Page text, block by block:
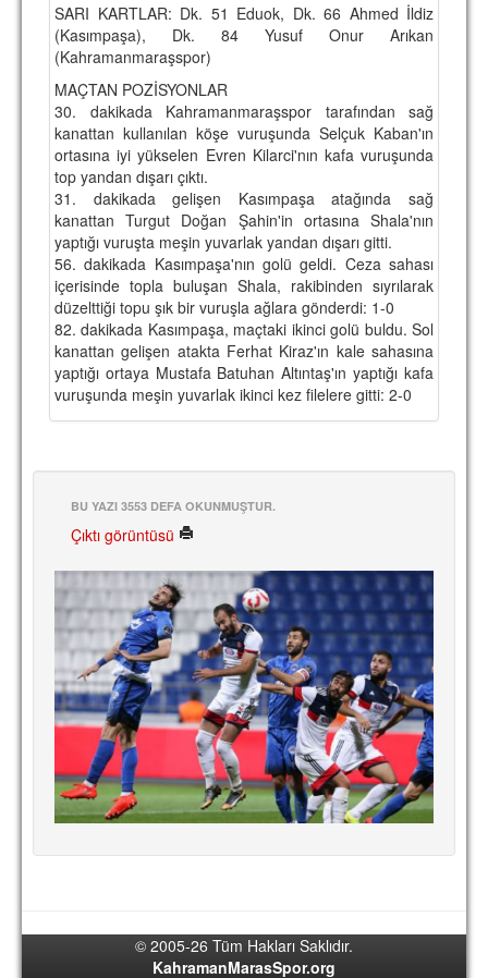
TARİHİ BAŞARILAR
BASINDAN
KUPA MAÇLARI
ESKi BAŞKANLAR
ESKİ HOCALAR
HAKKIMIZDA
MİSYON
HAKKIMIZDA
İRTİBAT
SİTE İSTATİSTİKLERİ
SARI KARTLAR: Dk. 51 Eduok, Dk. 66 Ahmed İldiz
(Kasımpaşa), Dk. 84 Yusuf Onur Arıkan
(Kahramanmaraşspor)
MAÇTAN POZİSYONLAR
30. dakikada Kahramanmaraşspor tarafından sağ
kanattan kullanılan köşe vuruşunda Selçuk Kaban'ın
ortasına iyi yükselen Evren Kilarci'nın kafa vuruşunda
top yandan dışarı çıktı.
31. dakikada gelişen Kasımpaşa atağında sağ
kanattan Turgut Doğan Şahin'in ortasına Shala'nın
yaptığı vuruşta meşin yuvarlak yandan dışarı gitti.
56. dakikada Kasımpaşa'nın golü geldi. Ceza sahası
içerisinde topla buluşan Shala, rakibinden sıyrılarak
düzelttiği topu şık bir vuruşla ağlara gönderdi: 1-0
82. dakikada Kasımpaşa, maçtaki ikinci golü buldu. Sol
kanattan gelişen atakta Ferhat Kiraz'ın kale sahasına
yaptığı ortaya Mustafa Batuhan Altıntaş'ın yaptığı kafa
vuruşunda meşin yuvarlak ikinci kez filelere gitti: 2-0
BU YAZI 3553 DEFA OKUNMUŞTUR.
Çıktı görüntüsü
© 2005-26 Tüm Hakları Saklıdır.
KahramanMarasSpor.org